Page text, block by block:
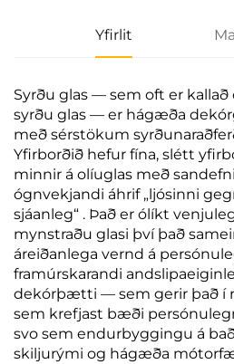
Yfirlit
Syrðu glas — sem oft er kallað
syrðu glas — er hágæða
með sérstökum
Yfirborðið hefur fína, slétt
minnir á olíuglas með
ógnvekjandi áhrif „ljósinni
sjáanleg“ . Það er ólíkt
mynstraðu glasi því það
áreiðanlega vernd á
framúrskarandi
dekórþætti — sem gerir það í
sem krefjast bæði
svo sem endurbyggingu á
skiljurými og hágæða